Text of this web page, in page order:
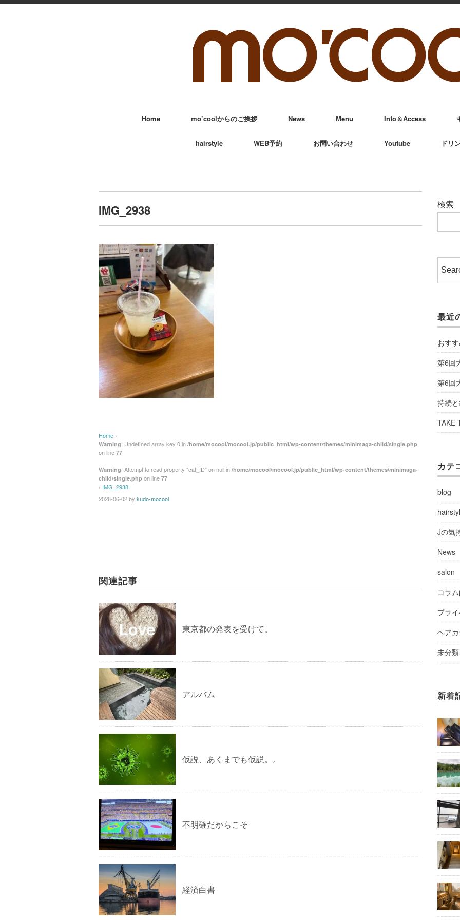
Home mo’coolからのご挨拶 News Menu Info＆Access
hairstyle WEB予約 お問い合わせ Youtube ドリ
IMG_2938
Home ›
Warning: Undefined array key 0 in /home/mocool/mocool.jp/public_html/wp-content/themes/minimaga-child/single.php
on line 77
Warning: Attempt to read property "cat_ID" on null in /home/mocool/mocool.jp/public_html/wp-content/themes/minimaga-
child/single.php on line 77
› IMG_2938
2026-06-02by kudo-mocool
関連記事
東京都の発表を受けて。
アルバム
仮説、あくまでも仮説。。
不明確だからこそ
経済白書
検索
最近
おす
第6回
第6回
持続
TAKE
カテ
blog
Jの気
News
salon
コラ
プラ
ヘア
未分類
新着